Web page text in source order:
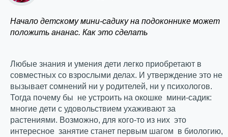
Начало детскому мини-садику на подоконнике может
положить ананас. Как это сделать
Любые знания и умения дети легко приобретают в
совместных со взрослыми делах. И утверждение это не
вызывает сомнений ни у родителей, ни у психологов.
Тогда почему бы не устроить на окошке мини-садик:
многие дети с удовольствием ухаживают за
растениями. Возможно, для кого-то из них это
интересное занятие станет первым шагом в биологию,